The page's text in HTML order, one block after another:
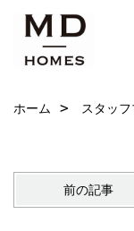
ホーム スタッ
前の記事